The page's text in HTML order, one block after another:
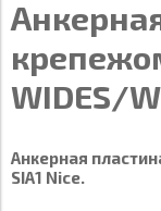
WIDES/
Анкерная
SIA1 Nice.